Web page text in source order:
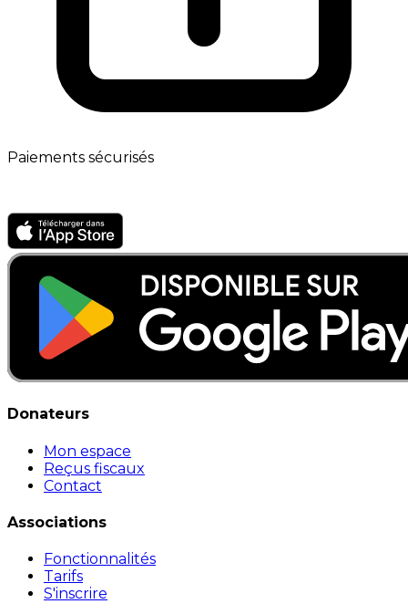
Paiements sécurisés
Donateurs
Mon espace
Reçus fiscaux
Contact
Associations
Fonctionnalités
Tarifs
S'inscrire